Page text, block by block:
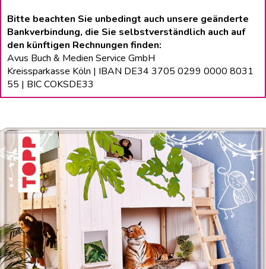
Bitte beachten Sie unbedingt auch unsere geänderte
Bankverbindung, die Sie selbstverständlich auch auf
den künftigen Rechnungen finden:
Avus Buch & Medien Service GmbH
Kreissparkasse Köln | IBAN DE34 3705 0299 0000 8031
55 | BIC COKSDE33